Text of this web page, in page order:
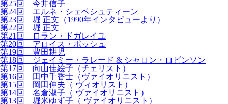
第25回 今井信子
第24回 エルネ・シェベシュティーン
第23回 堀 正文（1990年インタビューより）
第22回 堀 正文
第21回 ロラン・ドガレイユ
第20回 アロイス・ポッシュ
第19回 豊田耕児
第18回 ジェイミー・ラレード & シャロン・ロビンソン
第17回 向山佳絵子（チェリスト）
第16回 田中千香士（ヴァイオリニスト）
第15回 岡田伸夫（ ヴィオリスト）
第14回 名倉淑子（ ヴァイオリニスト）
第13回 堀米ゆず子（ ヴァイオリニスト）